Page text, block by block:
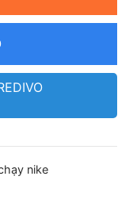
nike